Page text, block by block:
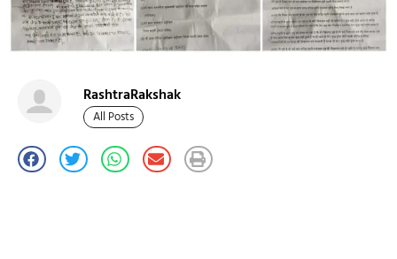
RashtraRakshak
All Posts